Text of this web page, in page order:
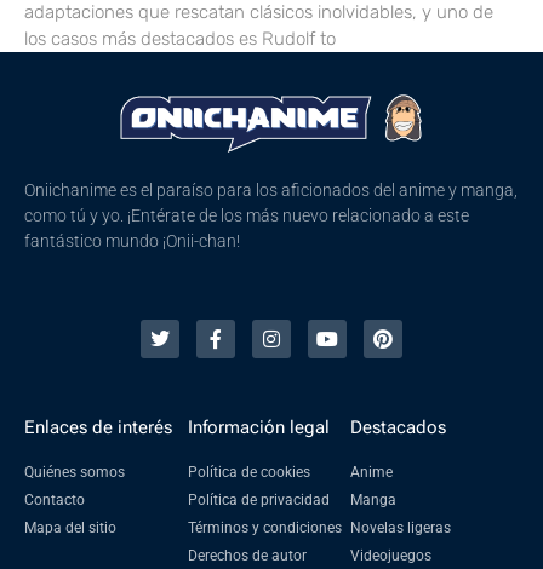
adaptaciones que rescatan clásicos inolvidables, y uno de
los casos más destacados es Rudolf to
Oniichanime es el paraíso para los aficionados del anime y manga,
como tú y yo. ¡Entérate de los más nuevo relacionado a este
fantástico mundo ¡Onii-chan!
Enlaces de interés
Quiénes somos
Contacto
Mapa del sitio
Información legal
Política de cookies
Política de privacidad
Términos y condiciones
Derechos de autor
Destacados
Anime
Manga
Novelas ligeras
Videojuegos